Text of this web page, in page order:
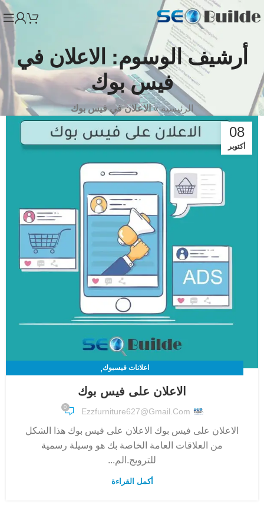
أرشيف الوسوم: الاعلان في
فيس بوك
الرئيسية»الاعلان في فيس بوك
08
أكتوبر
اعلانات فيسبوك,
100%
الاعلان على فيس بوك
Ezzfurniture627@gmail.com
0
الاعلان على فيس بوك الاعلان على فيس بوك هذا الشكل
من العلاقات العامة الخاصة بك هو وسيلة رسمية
للترويج.الم...
أكمل القراءة